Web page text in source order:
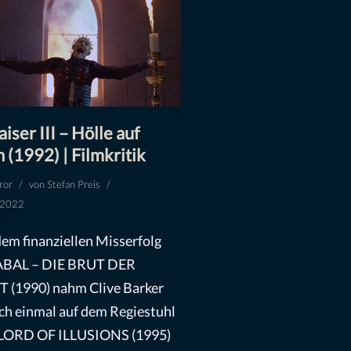
III – Hölle auf
(1992) | Filmkritik
vonStefan Preis
2022
finanziellen Misserfolg
– DIE BRUT DER
(1990) nahm Clive Barker
einmal auf dem Regiestuhl
OF ILLUSIONS (1995)